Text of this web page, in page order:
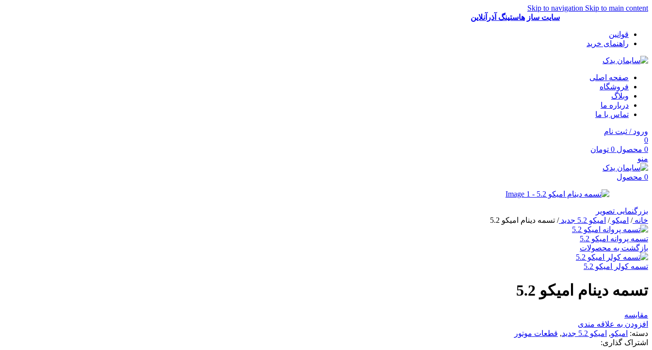
Skip to navigation Skip to main content
سایت ساز هاستینگ آذرآنلاین
قوانین
راهنمای خرید
صفحه اصلی
فروشگاه
وبلاگ
درباره ما
تماس با ما
ورود / ثبت نام
0
0 محصول 0 تومان
منو
0 محصول
بزرگنمایی تصویر
خانه/ امیکو/ امیکو 5.2 جدید / تسمه دینام امیکو 5.2
تسمه پروانه امیکو 5.2
بازگشت به محصولات
تسمه کولر امیکو 5.2
تسمه دینام امیکو 5.2
مقایسه
افزودن به علاقه مندی
دسته: امیکو, امیکو 5.2 جدید , قطعات موتور
اشتراک گذاری: